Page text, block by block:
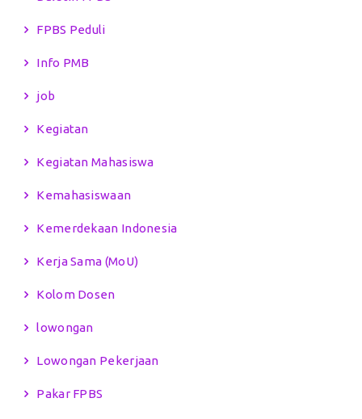
FPBS Peduli
Info PMB
job
Kegiatan
Kegiatan Mahasiswa
Kemahasiswaan
Kemerdekaan Indonesia
Kerja Sama (MoU)
Kolom Dosen
lowongan
Lowongan Pekerjaan
Pakar FPBS